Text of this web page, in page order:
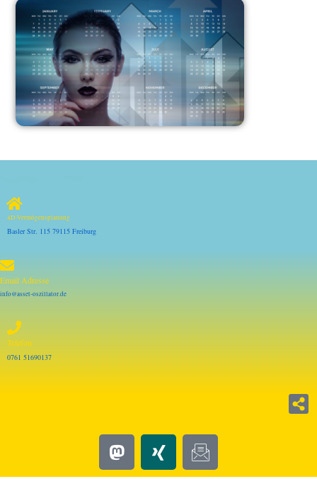
4D-Vermögensplanung
Basler Str. 115 79115 Freiburg
Email Adresse
info@asset-oszillator.de
Telefon
0761 51690137